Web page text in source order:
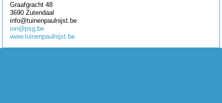
Graafgracht 48
3690Zutendaal
info@tuinenpaulnijst.be
ion@psg.be
www.tuinenpaulnijst.be